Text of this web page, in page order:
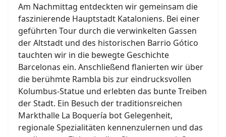
Am Nachmittag entdeckten wir gemeinsam die
faszinierende Hauptstadt Kataloniens. Bei einer
geführten Tour durch die verwinkelten Gassen
der Altstadt und des historischen Barrio Gótico
tauchten wir in die bewegte Geschichte
Barcelonas ein. Anschließend flanierten wir über
die berühmte Rambla bis zur eindrucksvollen
Kolumbus-Statue und erlebten das bunte Treiben
der Stadt. Ein Besuch der traditionsreichen
Markthalle La Boquería bot Gelegenheit,
regionale Spezialitäten kennenzulernen und das